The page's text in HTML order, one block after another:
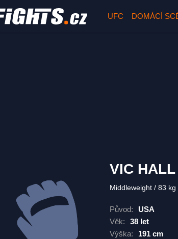
UFC DOMÁCÍ
VIC HALL
Middleweight 83 kg
Původ:
USA
Věk:
38 let
Výška:
191 cm